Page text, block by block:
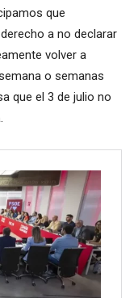
que
a no declarar
volver a
o semanas
que el 3 de julio no